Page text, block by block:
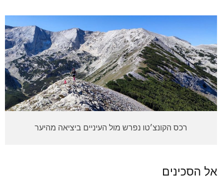
רכס הקונצ׳טו נפרש מול העיניים ביציאה מהיער
אל הסכינים